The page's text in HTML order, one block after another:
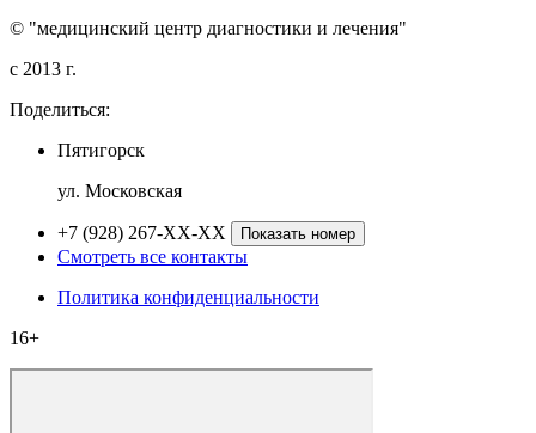
© "медицинский центр диагностики и лечения"
c 2013 г.
Поделиться:
Пятигорск
ул. Московская
+7 (928) 267-XX-XX Показать номер
Смотреть все контакты
Политика конфиденциальности
16+